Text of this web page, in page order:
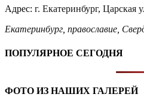
Адрес: г. Екатеринбург, Царская
Екатеринбург православие
ПОПУЛЯРНОЕ СЕГОДНЯ
ФОТО ИЗ НАШИХ ГАЛЕРЕЙ